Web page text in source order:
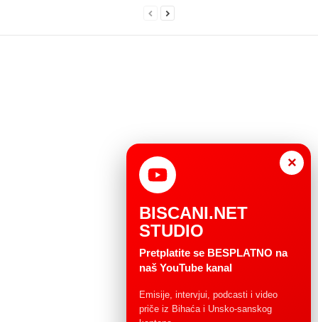
×
BISCANI.NET
STUDIO
Pretplatite se BESPLATNO na
naš YouTube kanal
Emisije, intervjui, podcasti i video
priče iz Bihaća i Unsko-sanskog